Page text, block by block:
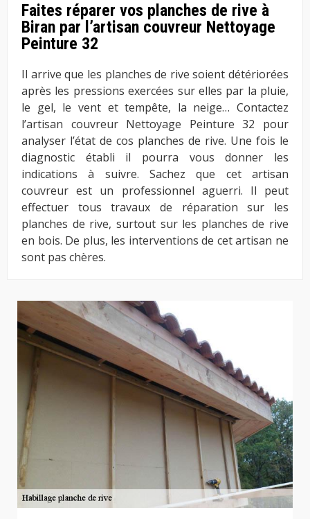
Faites réparer vos planches de rive à
Biran par l’artisan couvreur Nettoyage
Peinture 32
Il arrive que les planches de rive soient détériorées
après les pressions exercées sur elles par la pluie,
le gel, le vent et tempête, la neige… Contactez
l’artisan couvreur Nettoyage Peinture 32 pour
analyser l’état de cos planches de rive. Une fois le
diagnostic établi il pourra vous donner les
indications à suivre. Sachez que cet artisan
couvreur est un professionnel aguerri. Il peut
effectuer tous travaux de réparation sur les
planches de rive, surtout sur les planches de rive
en bois. De plus, les interventions de cet artisan ne
sont pas chères.